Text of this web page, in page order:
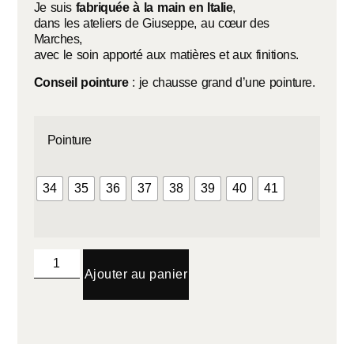
Je suis fabriquée à la main en Italie,
dans les ateliers de Giuseppe, au cœur des
Marches,
avec le soin apporté aux matières et aux finitions.
Conseil pointure: je chausse grand d’une pointure.
Pointure
34 35 36 37 38 39 40 41
Ajouter au panier